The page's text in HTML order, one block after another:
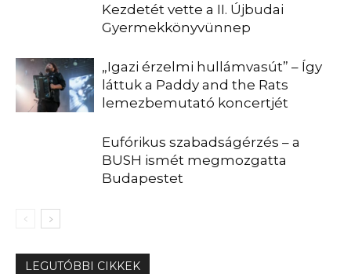
Kezdetét vette a II. Újbudai
Gyermekkönyvünnep
„Igazi érzelmi hullámvasút” – Így
láttuk a Paddy and the Rats
lemezbemutató koncertjét
Eufórikus szabadságérzés – a
BUSH ismét megmozgatta
Budapestet
LEGUTÓBBI CIKKEK